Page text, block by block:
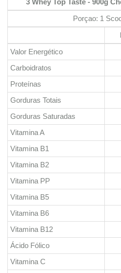
3 Whey Top Taste - 900g
Porçao: 1
Valor Energético
Carboidratos
Proteínas
Gorduras Totais
Gorduras Saturadas
Vitamina A
Vitamina B1
Vitamina B2
Vitamina PP
Vitamina B5
Vitamina B6
Vitamina B12
Ácido Fólico
Vitamina C